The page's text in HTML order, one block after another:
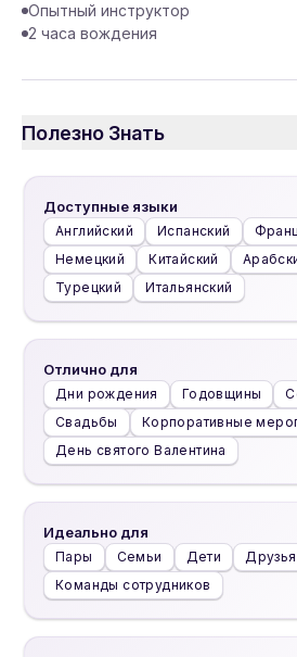
Опытный инструктор
2 часа вождения
Полезно Знать
Доступные языки
Английский Испанский
Немецкий
Китайский
Турецкий
Итальянский
Отлично для
Дни рождения Годовщины
Свадьбы
Корпоративные
День святого Валентина
Идеально для
Пары Семьи Дети Друзья
Команды сотрудников